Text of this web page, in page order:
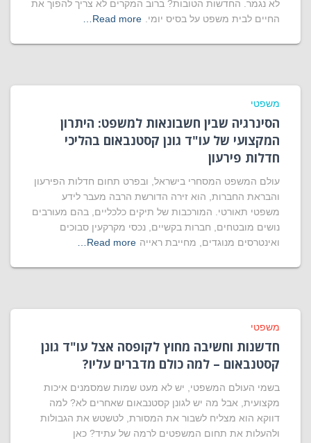
לא נגמר. החדשות הטובות? ברוב המקרים לא צריך להפוך את
החיים לבית משפט על בסיס יומי.
Read more…
משפטי
הסינרגיה שבין חשבונאות למשפט: היתרון
המקצועי של עו"ד גונן קסטנבאום בהליכי
חדלות פירעון
עולם המשפט המסחרי בישראל, ובפרט תחום חדלות הפירעון
והבראת החברות, הוא זירה הדורשת הרבה מעבר לידע
משפטי תאורטי. המורכבות של תיקים כלכליים, בהם מעורבים
נושים מובטחים, חברות בקשיים, נכסי מקרקעין סבוכים
ואינטרסים מנוגדים, מחייבת ראייה Read more…
משפטי
חדשנות וחשיבה מחוץ לקופסה אצל עו"ד גונן
קסטנבאום – למה כולם מדברים עליו?
בשמי העולם המשפטי, יש לא מעט שמות שמסמנים איכות
מקצועית, אבל מה יש לגונן קסטנבאום שאחרים לא? למה
דווקא הוא מצליח לשבור את המסורת, לטשטש את הגבולות
ולהעלות את תחום המשפטים לרמה של עתיד? כאן